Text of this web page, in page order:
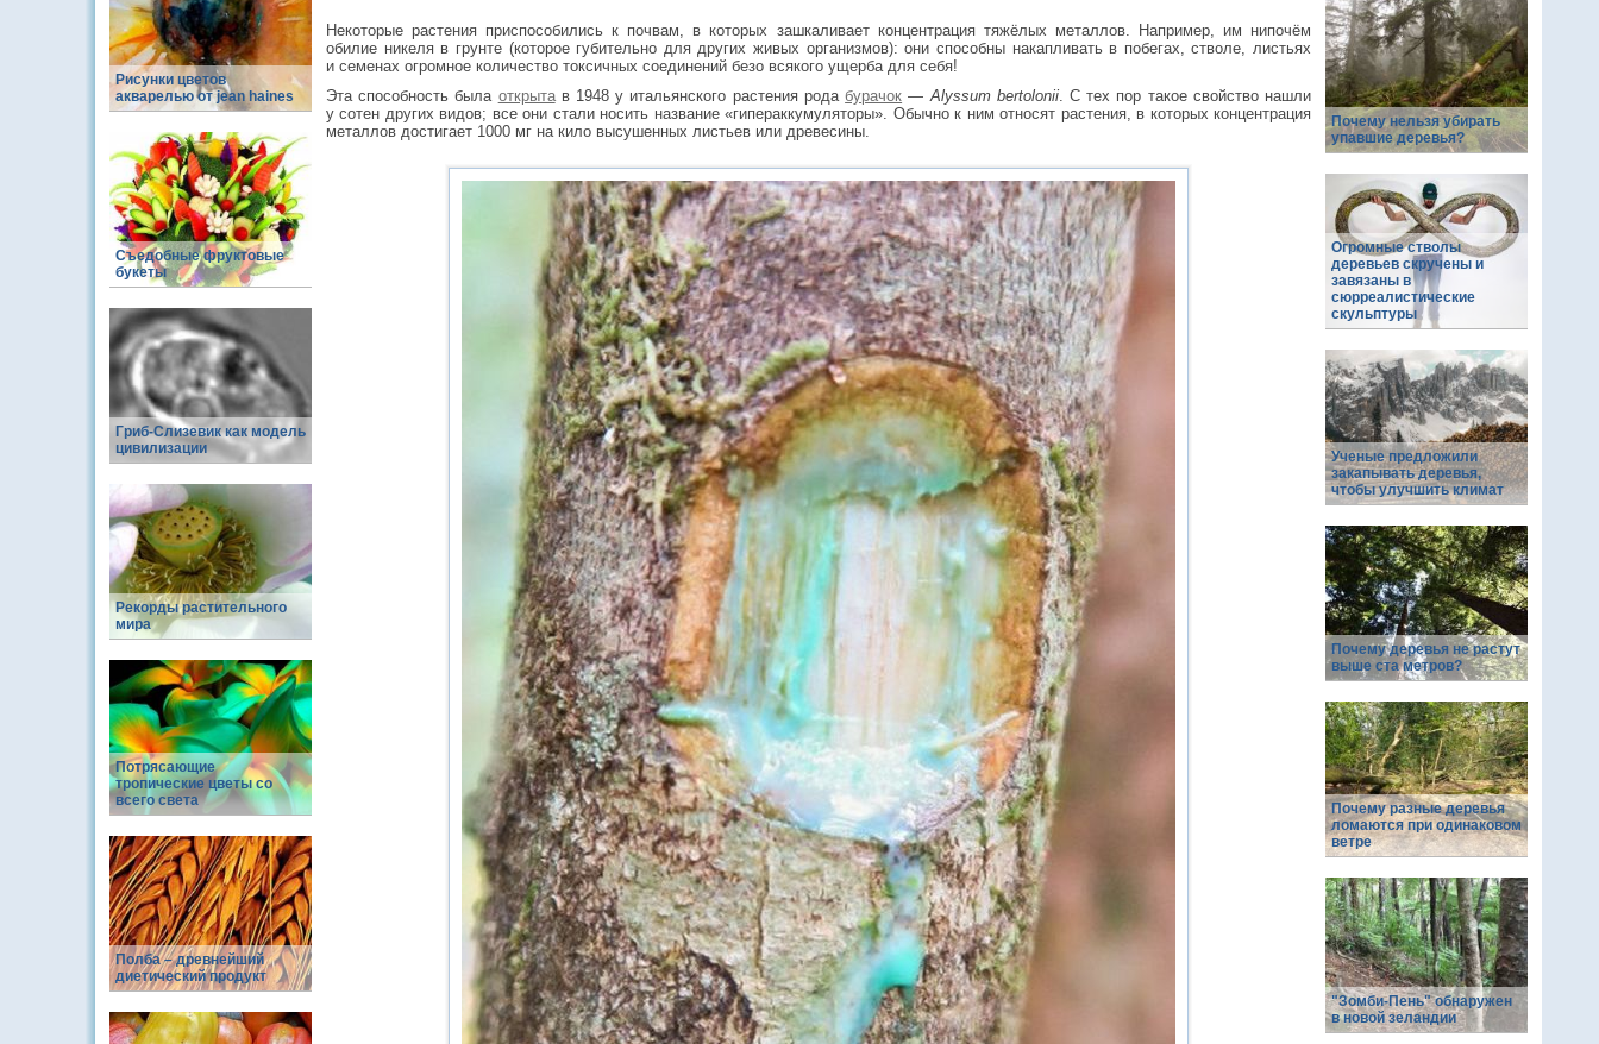
Рисунки цветов
акварелью от jean haines
Съедобные фруктовые
букеты
Гриб-Слизевик как модель
цивилизации
Рекорды растительного
мира
Потрясающие
тропические цветы со
всего света
Полба – древнейший
диетический продукт
Некоторые растения приспособились к почвам, в которых зашкаливает концентрация тяжёлых металлов. Например, им нипочём
обилие никеля в грунте (которое губительно для других живых организмов): они способны накапливать в побегах, стволе, листьях
и семенах огромное количество токсичных соединений безо всякого ущерба для себя!
Эта способность была открытав 1948 у итальянского растения родабурачок —Alyssum bertolonii. С тех пор такое свойство нашли
у сотен других видов; все они стали носить название «гипераккумуляторы». Обычно к ним относят растения, в которых концентрация
металлов достигает 1000 мг на кило высушенных листьев или древесины.
Почему нельзя убирать
упавшие деревья?
Огромные стволы
деревьев скручены и
завязаны в
сюрреалистические
скульптуры
Ученые предложили
закапывать деревья,
чтобы улучшить климат
Почему деревья не растут
выше ста метров?
Почему разные деревья
ломаются при одинаковом
ветре
"Зомби-Пень" обнаружен
в новой зеландии